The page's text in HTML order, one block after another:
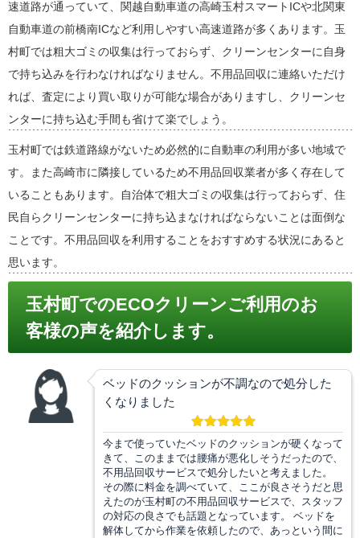
速道路が通っていて、関越自動車道の高崎玉村スマートICや北関東
自動車道の前橋南ICなど利用しやすい高速道路が多くあります。玉
村町では粗大ゴミの収集は行っておらず、クリーンセンターに自身
で持ち込みを行わなければなりません。不用品回収に連絡いただけ
れば、査定により買い取りが可能な場合がありますし、クリーンセ
ンターに持ち込む手間も省けて楽でしょう。
玉村町では鉄道路線がないため必然的に自動車の利用が多い地域で
す。また高崎市に隣接しているため不用品回収業者が多く存在して
いることもあります。自治体で粗大ゴミの収集は行っておらず、住
民自らクリーンセンターに持ち込まなければならないことは面倒な
ことです。不用品回収を利用することをおすすめする状況にあると
思います。
玉村町でのECOクリーンご利用のお
客様の声を紹介します。
ベッドのクッションが不調なので処分した
くなりました
今まで使っていたベッドのクッションが硬くなって
きて、このままでは腰痛が悪化しそうだったので、
不用品回収サービスで処分したいと考えました。
その際に料金を調べていて、ここが良さそうだと思
えたのが玉村町の不用品回収サービスで、スタッフ
の対応の良さでも話題となっています。 ベッドを
解体してから作業を依頼したので、あっという間に